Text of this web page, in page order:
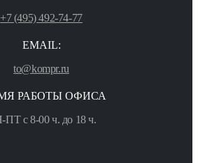
+7 (495) 492-74-77
EMAIL:
to@kompr.ru
РАБОТЫ ОФИСА
с 8-00 ч. до 18 ч.